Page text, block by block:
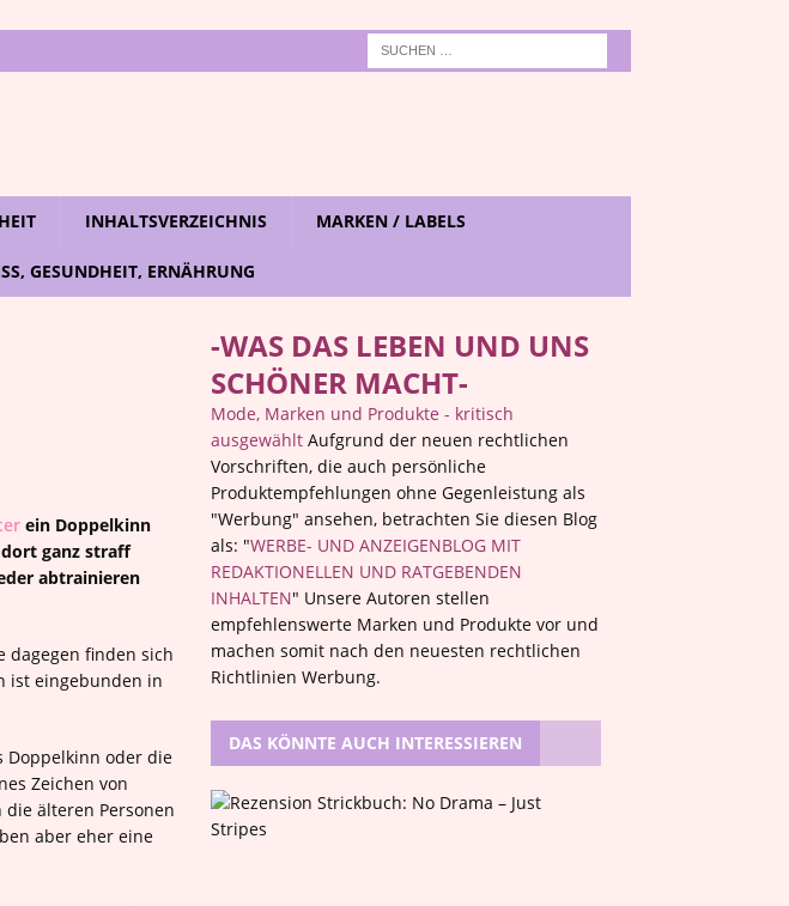
INHALTSVERZEICHNIS MARKEN / LABELS
GESUNDHEIT, ERNÄHRUNG
ein Doppelkinn
ganz straff
abtrainieren
dagegen finden sich
ist eingebunden in
Doppelkinn oder die
Zeichen von
älteren Personen
aber eher eine
-WAS DAS LEBEN UND UNS
SCHÖNER MACHT-
Mode, Marken und Produkte - kritisch
ausgewählt Aufgrund der neuen rechtlichen
Vorschriften, die auch persönliche
Produktempfehlungen ohne Gegenleistung als
"Werbung" ansehen, betrachten Sie diesen Blog
als: "WERBE- UND ANZEIGENBLOG MIT
REDAKTIONELLEN UND RATGEBENDEN
INHALTEN" Unsere Autoren stellen
empfehlenswerte Marken und Produkte vor und
machen somit nach den neuesten rechtlichen
Richtlinien Werbung.
DAS KÖNNTE AUCH INTERESSIEREN